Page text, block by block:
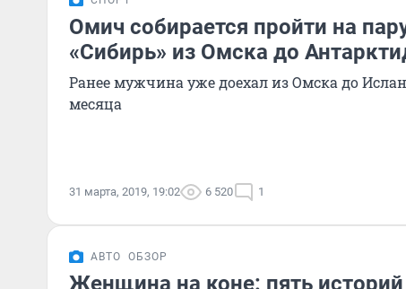
Омич собирается пройти на
«Сибирь» из Омска до
Ранее мужчина уже доехал из Омска до
месяца
31 марта, 2019, 19:02 6 520 1
АВТО ОБЗОР
Женщина на коне: пять историй